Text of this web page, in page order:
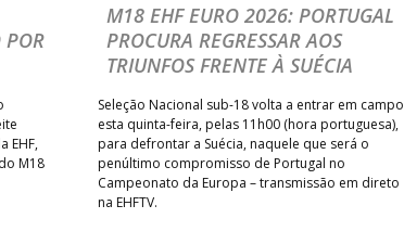
POR
EHF,
M18
M18 EHF EURO 2026: PORTUGAL
PROCURA REGRESSAR AOS
TRIUNFOS FRENTE À SUÉCIA
Seleção Nacional sub-18 volta a entrar em campo
esta quinta-feira, pelas 11h00 (hora portuguesa),
para defrontar a Suécia, naquele que será o
penúltimo compromisso de Portugal no
Campeonato da Europa – transmissão em direto
na EHFTV.